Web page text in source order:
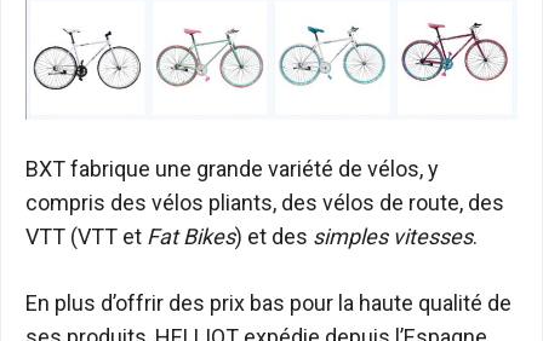
BXT fabrique une grande variété de vélos, y
compris des vélos pliants, des vélos de route, des
VTT (VTT et Fat Bikes) et des simples vitesses.
En plus d’offrir des prix bas pour la haute qualité de